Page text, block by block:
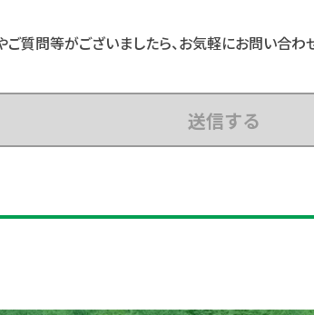
質問等がございましたら、お気軽にお問い合わ